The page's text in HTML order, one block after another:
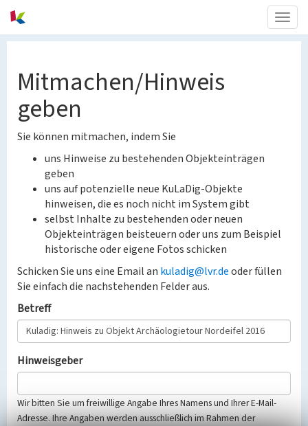
Mitmachen/Hinweis
geben
Sie können mitmachen, indem Sie
uns Hinweise zu bestehenden Objekteinträgen
geben
uns auf potenzielle neue KuLaDig-Objekte
hinweisen, die es noch nicht im System gibt
selbst Inhalte zu bestehenden oder neuen
Objekteinträgen beisteuern oder uns zum Beispiel
historische oder eigene Fotos schicken
Schicken Sie uns eine Email an kuladig@lvr.deoder füllen
Sie einfach die nachstehenden Felder aus.
Betreff
Hinweisgeber
Wir bitten Sie um freiwillige Angabe Ihres Namens und Ihrer E-Mail-
Adresse. Ihre Angaben werden ausschließlich im Rahmen der